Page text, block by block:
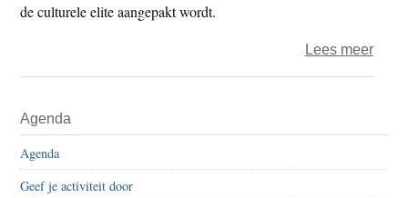
de culturele elite aangepakt wordt.
Lees meerover
en
Sidebar
Agenda
Agenda
Geef je activiteit door